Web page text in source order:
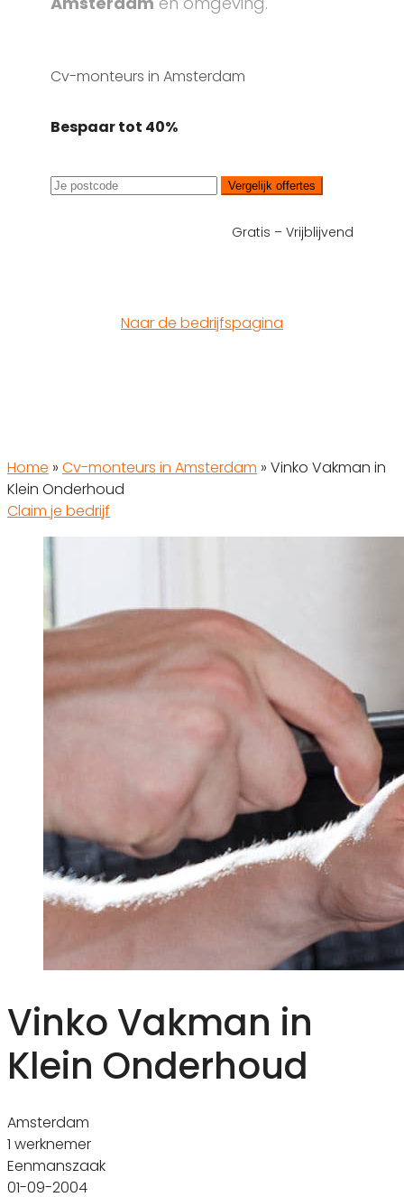
Cv-monteurs in Amsterdam
Bespaar tot 40%
Vergelijk offertes
Gratis – Vrijblijvend
Naar de bedrijfspagina
Home » Cv-monteurs in Amsterdam » Vinko Vakman in
Klein Onderhoud
Claim je bedrijf
Vinko Vakman in
Klein Onderhoud
Amsterdam
1 werknemer
Eenmanszaak
01-09-2004